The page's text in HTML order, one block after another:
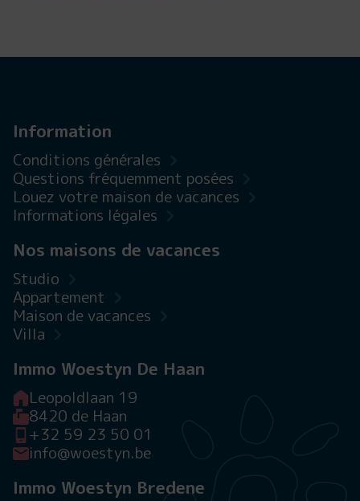
Information
Conditions générales
Questions fréquemment posées
Louez votre maison de vacances
Informations légales
Nos maisons de vacances
Studio
Appartement
Maison de vacances
Villa
Immo Woestyn De Haan
Leopoldlaan 19
8420 de Haan
+32 59 23 50 01
info@woestyn.be
Immo Woestyn Bredene